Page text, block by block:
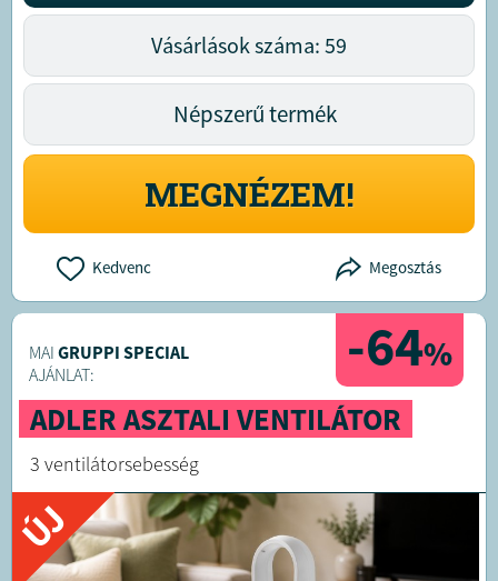
Vásárlások száma: 59
Népszerű termék
MEGNÉZEM!
Kedvenc Megosztás
-64%
MAI GRUPPI SPECIAL
AJÁNLAT:
ADLER ASZTALI VENTILÁTOR
3 ventilátorsebesség
ÚJ